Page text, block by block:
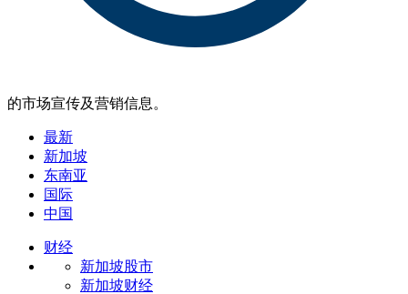
的市场宣传及营销信息。
最新
新加坡
东南亚
国际
中国
财经
新加坡股市
新加坡财经